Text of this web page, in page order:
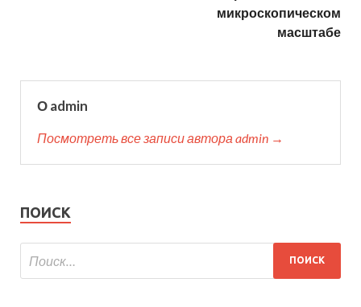
микроскопическом
масштабе
О admin
Посмотреть все записи автора admin →
ПОИСК